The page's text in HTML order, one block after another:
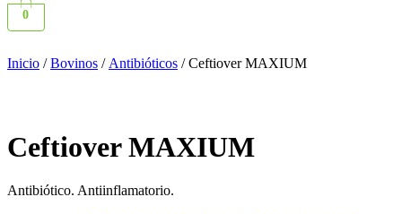
0
Inicio /Bovinos / Antibióticos / Ceftiover MAXIUM
Ceftiover MAXIUM
Antibiótico. Antiinflamatorio.